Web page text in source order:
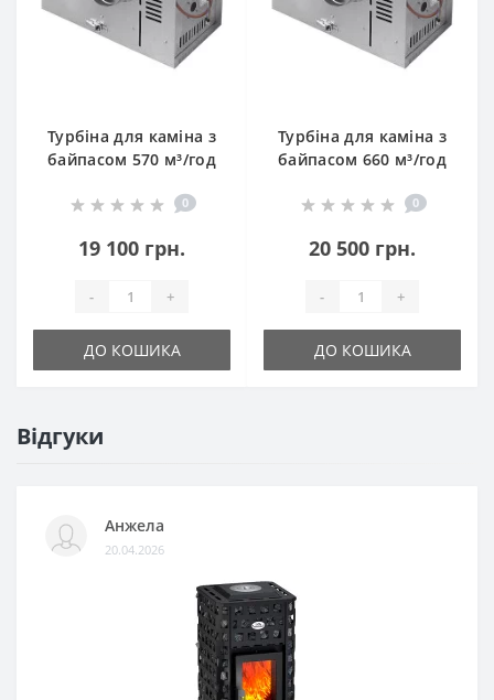
Турбіна для каміна з
байпасом 570 м³/год
0
19 100 грн.
- +
ДО КОШИКА
Турбіна для каміна з
байпасом 660 м³/год
0
20 500 грн.
- +
ДО КОШИКА
Відгуки
Анжела
20.04.2026